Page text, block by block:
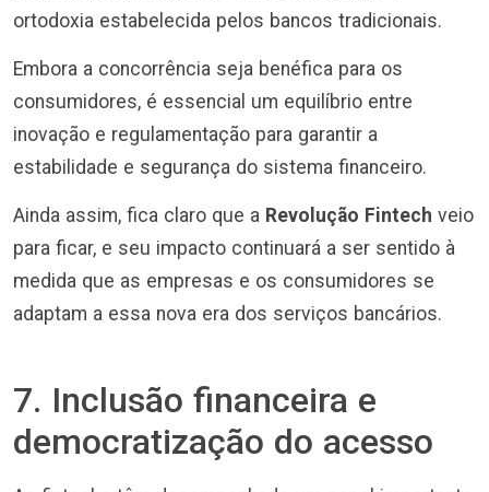
ortodoxia estabelecida pelos bancos tradicionais.
Embora a concorrência seja benéfica para os
consumidores, é essencial um equilíbrio entre
inovação e regulamentação para garantir a
estabilidade e segurança do sistema financeiro.
Ainda assim, fica claro que a Revolução Fintech veio
para ficar, e seu impacto continuará a ser sentido à
medida que as empresas e os consumidores se
adaptam a essa nova era dos serviços bancários.
7. Inclusão financeira e
democratização do acesso